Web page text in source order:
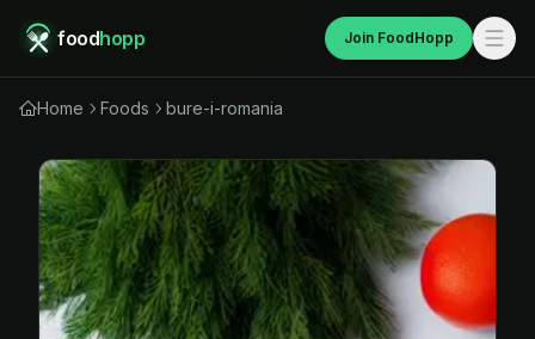
foodhopp Join FoodHopp
Home Foods bure-i-romania